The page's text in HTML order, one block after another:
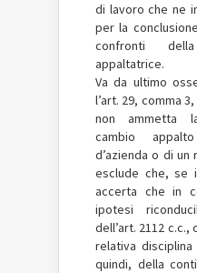
di lavoro che ne
per la
confronti
appaltatrice.
Va da ultimo
l’art. 29, comma
non ammetta
cambio
d’azienda o di
esclude che, se
accerta che in
ipotesi
dell’art. 2112
relativa
quindi, della